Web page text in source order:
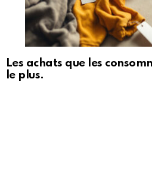
Les achats que les
le plus.